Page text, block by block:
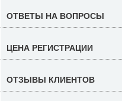
ОТВЕТЫ НА ВОПРОСЫ
ЦЕНА РЕГИСТРАЦИИ
ОТЗЫВЫ КЛИЕНТОВ